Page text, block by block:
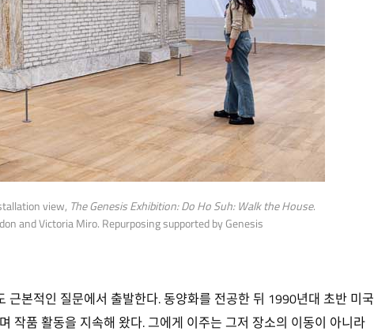
view, The Genesis Exhibition: Do Ho Suh: Walk the House.
and Victoria Miro. Repurposing supported by Genesis
본적인 질문에서 출발한다. 동양화를 전공한 뒤 1990년대 초반 미국
작품 활동을 지속해 왔다. 그에게 이주는 그저 장소의 이동이 아니라